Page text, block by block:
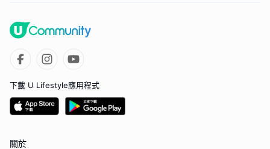
下載 U Lifestyle應用程式
關於